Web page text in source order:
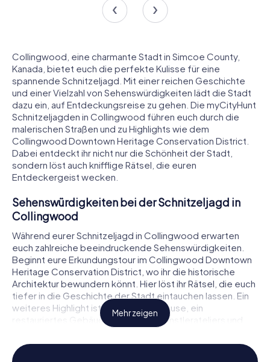
Collingwood, eine charmante Stadt in Simcoe County,
Kanada, bietet euch die perfekte Kulisse für eine
spannende Schnitzeljagd. Mit einer reichen Geschichte
und einer Vielzahl von Sehenswürdigkeiten lädt die Stadt
dazu ein, auf Entdeckungsreise zu gehen. Die myCityHunt
Schnitzeljagden in Collingwood führen euch durch die
malerischen Straßen und zu Highlights wie dem
Collingwood Downtown Heritage Conservation District.
Dabei entdeckt ihr nicht nur die Schönheit der Stadt,
sondern löst auch knifflige Rätsel, die euren
Entdeckergeist wecken.
Sehenswürdigkeiten bei der Schnitzeljagd in
Collingwood
Während eurer Schnitzeljagd in Collingwood erwarten
euch zahlreiche beeindruckende Sehenswürdigkeiten.
Beginnt eure Erkundungstour im Collingwood Downtown
Heritage Conservation District, wo ihr die historische
Architektur bewundern könnt. Hier löst ihr Rätsel, die euch
tiefer in die Geschichte der Stadt eintauchen lassen. Ein
weiteres Highlight ist das Tremont House, ein
restauriertes Gebäude, das heute Künstlerateliers und
eure Schnitzeljagd in Collingwood zu einem
unvergesslichen Erlebnis.
Mehr zeigen